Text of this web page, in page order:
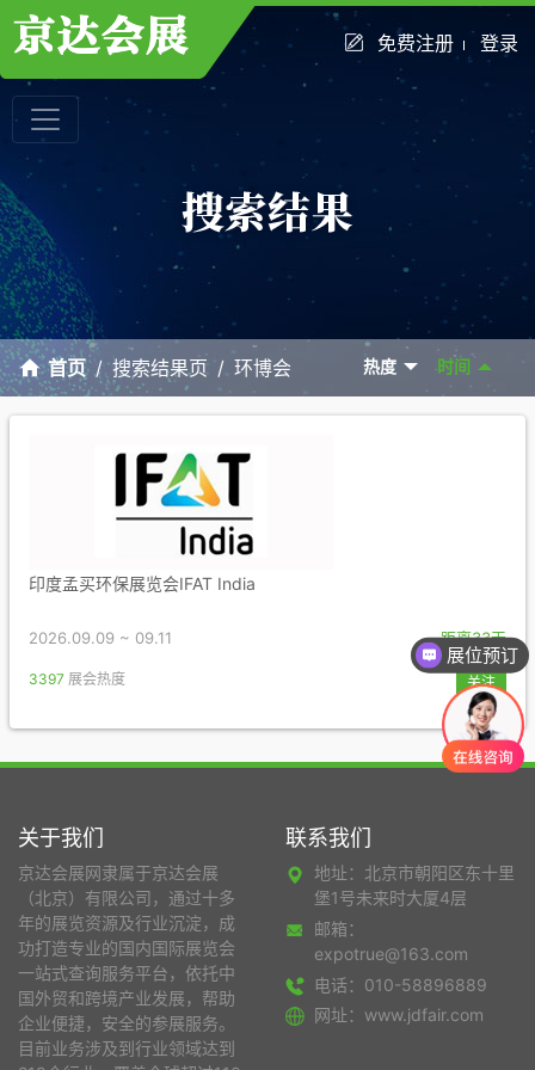
免费注册 登录
首页 搜索结果页 环博会 热度 时间
印度孟买环保展览会IFAT India
2026.09.09 ~ 09.11 距离33天
3397 展会热度 关注
关于我们
京达会展网隶属于京达会展
（北京）有限公司，通过十多
年的展览资源及行业沉淀，成
功打造专业的国内国际展览会
一站式查询服务平台，依托中
国外贸和跨境产业发展，帮助
企业便捷，安全的参展服务。
目前业务涉及到行业领域达到
联系我们
地址：北京市朝阳区东十里
堡1号未来时大厦4层
邮箱：
expotrue@163.com
电话：010-58896889
网址：www.jdfair.com
展位预订